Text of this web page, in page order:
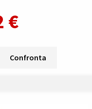
€
Confronta